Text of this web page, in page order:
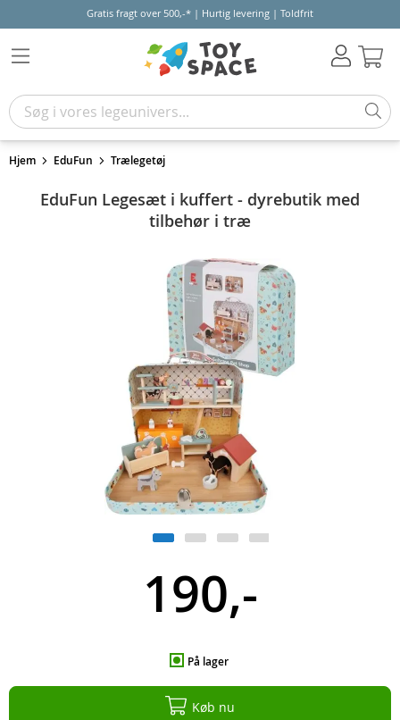
Gratis fragt over 500,-* | Hurtig levering | Toldfrit
Hjem EduFun Trælegetøj
EduFun Legesæt i kuffert - dyrebutik med
tilbehør i træ
190,-
På lager
Køb nu